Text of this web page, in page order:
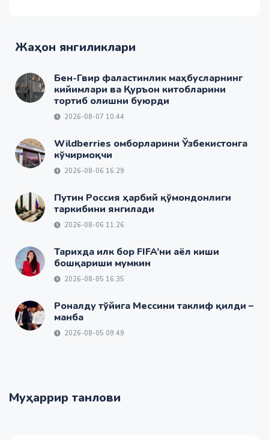
Жаҳон янгиликлари
Бен-Гвир фаластинлик маҳбусларнинг
кийимлари ва Қуръон китобларини
тортиб олишни буюрди
2026-08-07 10:44
Wildberries омборларини Ўзбекистонга
кўчирмоқчи
2026-08-06 16:29
Путин Россия ҳарбий қўмондонлиги
таркибини янгилади
2026-08-06 11:26
Тарихда илк бор FIFA’ни аёл киши
бошқариши мумкин
2026-08-05 16:35
Роналду тўйига Мессини таклиф қилди –
манба
2026-08-05 09:49
Муҳаррир танлови